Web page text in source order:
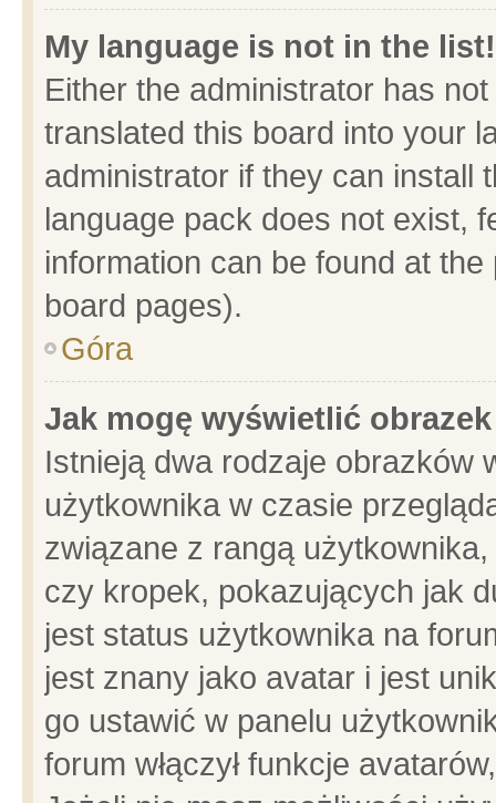
My language is not in the list!
Either the administrator has
translated this board into your
administrator if they can install
language pack does not exist,
information can be found at
board pages).
Góra
Jak mogę wyświetlić
Istnieją dwa rodzaje obrazków
użytkownika w czasie
związane z rangą
czy kropek, pokazujących jak
jest status użytkownika na
jest znany jako avatar i jest
go ustawić w panelu
forum włączył funkcje